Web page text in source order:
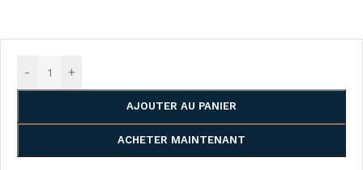
- +
AJOUTER AU PANIER
ACHETER MAINTENANT